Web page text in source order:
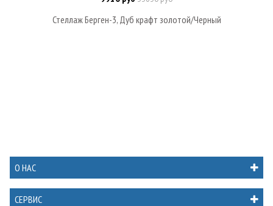
Стеллаж Берген-3, Дуб крафт золотой/Черный
О НАС
СЕРВИС